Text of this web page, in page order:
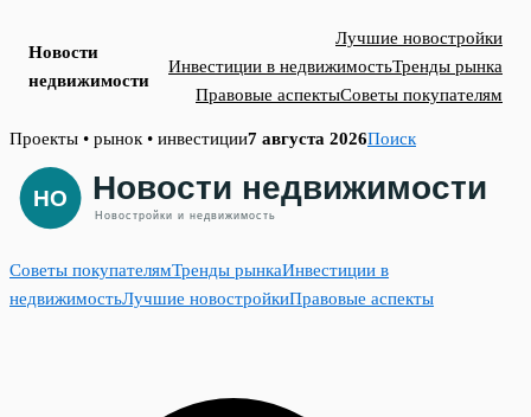
Новости
недвижимости
Лучшие новостройки
Инвестиции в недвижимостьТренды рынка
Правовые аспектыСоветы покупателям
Skip
content
Проекты • рынок • инвестиции7 августа 2026Поиск
Советы покупателямТренды рынкаИнвестиции в
недвижимостьЛучшие новостройкиПравовые аспекты